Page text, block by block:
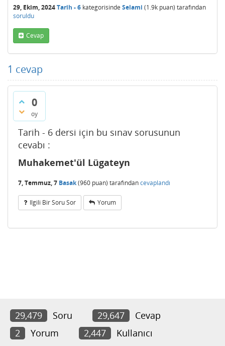
29, Ekim, 2024Tarih - 6 kategorisinde Selami (1.9k puan) tarafından
soruldu
Cevap
1 cevap
0
oy
Tarih - 6 dersi için bu sınav sorusunun
cevabı :
Muhakemet'ül Lügateyn
7, Temmuz, 7 Basak(960 puan) tarafındancevaplandı
Ilgili Bir Soru Sor Yorum
29,479 Soru 29,647
Cevap
2
Yorum 2,447 Kullanıcı